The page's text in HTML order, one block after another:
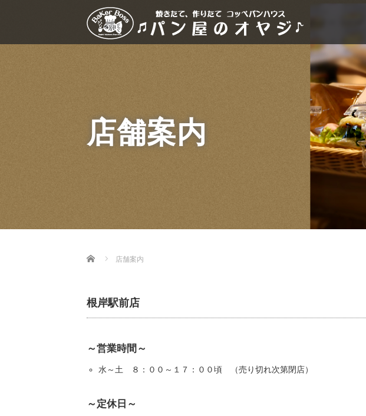
店舗案内
Home 店舗案内
根岸駅前店
～営業時間～
水～土 ８：００～１７：００頃 （売り切れ次第閉店）
～定休日～